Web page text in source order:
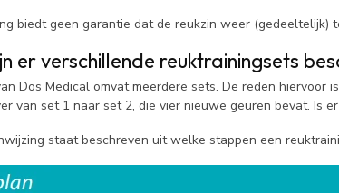
biedt geen garantie dat de reukzin weer (gedeeltelijk)
er verschillende reuktrainingsets
Dos Medical omvat meerdere sets. De reden
van set 1 naar set 2, die vier nieuwe geuren bevat. Is
staat beschreven uit welke stappen een